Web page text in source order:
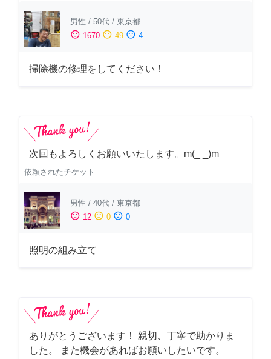
男性 / 50代 / 東京都
sentiment_satisfied 1670 sentiment_neutral 49 sentiment_dissatisfied 4
掃除機の修理をしてください！
次回もよろしくお願いいたします。m(_ _)m
依頼されたチケット
男性 / 40代 / 東京都
sentiment_satisfied 12 sentiment_neutral 0 sentiment_dissatisfied 0
照明の組み立て
ありがとうございます！ 親切、丁寧で助かりま
した。 また機会があればお願いしたいです。